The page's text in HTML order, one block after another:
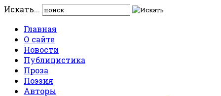
Искать...
Главная
О сайте
Новости
Публицистика
Проза
Поэзия
Авторы